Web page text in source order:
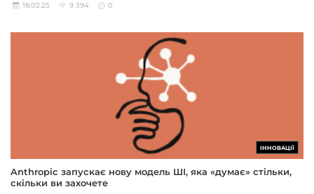
18.02.25 9 394 0
ІННОВАЦІЇ
Anthropic запускає нову модель ШІ, яка «думає» стільки,
скільки ви захочете